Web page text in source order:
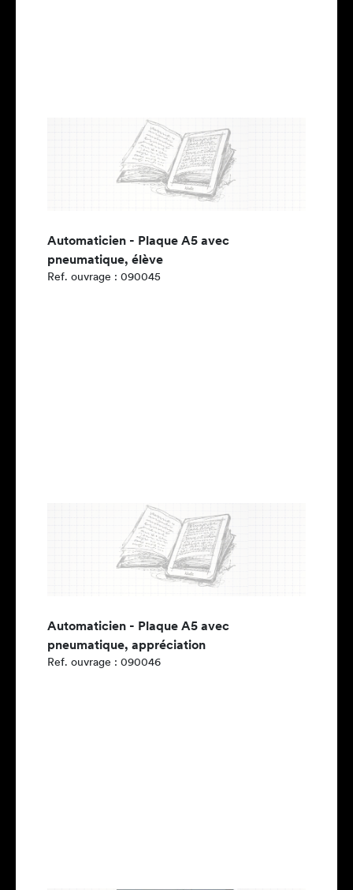
Automaticien - Plaque A5 avec
pneumatique, élève
Ref. ouvrage : 090045
Automaticien - Plaque A5 avec
pneumatique, appréciation
Ref. ouvrage : 090046